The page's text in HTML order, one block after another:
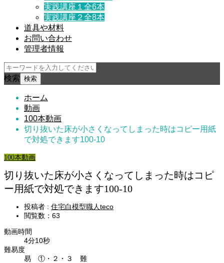
実践講座１全6本
実践講座２全8本
道具や材料
お問い合わせ
管理者情報
検索
ホーム
動画
100本動画
切り抜いた床が小さくなってしまった時はコピー用紙
で対処できます100-10
100本動画
切り抜いた床が小さくなってしまった時はコピ
ー用紙で対処できます100-10
投稿者 : 住宅白模型職人teco
閲覧数：63
動画時間
4分10秒
難易度
易 ①・２・３ 難